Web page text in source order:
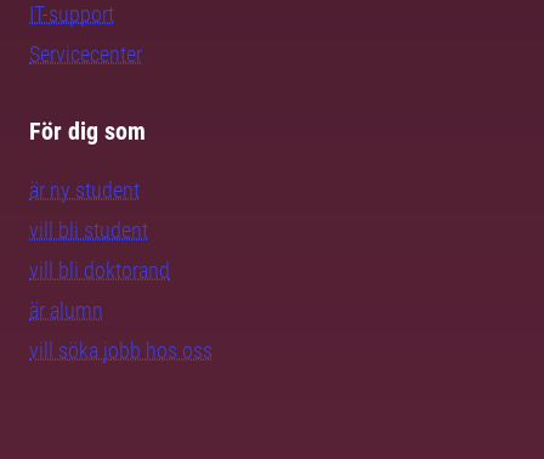
IT-support
Servicecenter
För dig som
är ny student
vill bli student
vill bli doktorand
är alumn
vill söka jobb hos oss